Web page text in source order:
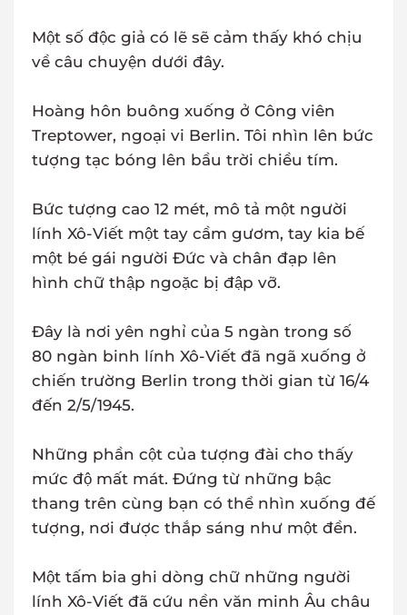
Một số độc giả có lẽ sẽ cảm thấy khó chịu
về câu chuyện dưới đây.
Hoàng hôn buông xuống ở Công viên
Treptower, ngoại vi Berlin. Tôi nhìn lên bức
tượng tạc bóng lên bầu trời chiều tím.
Bức tượng cao 12 mét, mô tả một người
lính Xô-Viết một tay cầm gươm, tay kia bế
một bé gái người Đức và chân đạp lên
hình chữ thập ngoặc bị đập vỡ.
Đây là nơi yên nghỉ của 5 ngàn trong số
80 ngàn binh lính Xô-Viết đã ngã xuống ở
chiến trường Berlin trong thời gian từ 16/4
đến 2/5/1945.
Những phần cột của tượng đài cho thấy
mức độ mất mát. Đứng từ những bậc
thang trên cùng bạn có thể nhìn xuống đế
tượng, nơi được thắp sáng như một đền.
Một tấm bia ghi dòng chữ những người
lính Xô-Viết đã cứu nền văn minh Âu châu